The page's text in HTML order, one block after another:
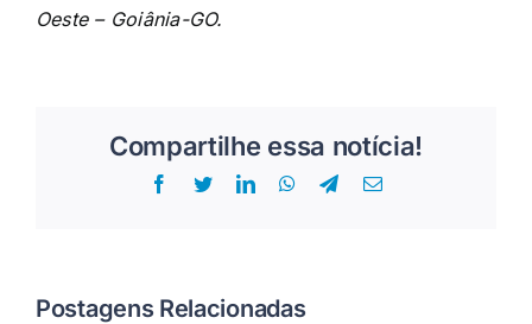
Oeste – Goiânia-GO.
Compartilhe essa notícia!
Facebook
TwitterLinkedInWhatsApp
Telegram
E-
Postagens Relacionadas